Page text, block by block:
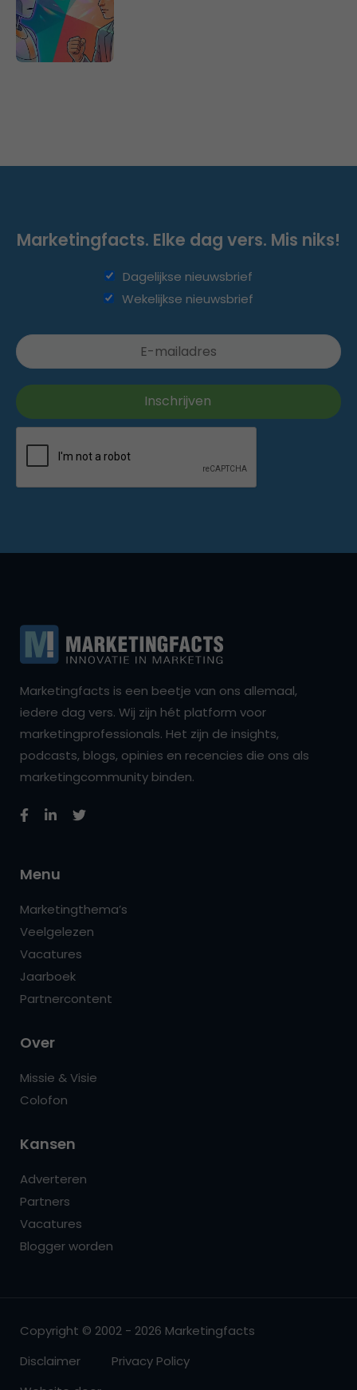
Marketingfacts. Elke dag vers. Mis niks!
Dagelijkse nieuwsbrief
Wekelijkse nieuwsbrief
Marketingfacts is een beetje van ons allemaal,
iedere dag vers. Wij zijn hét platform voor
marketingprofessionals. Het zijn de insights,
podcasts, blogs, opinies en recencies die ons als
marketingcommunity binden.
Menu
Marketingthema’s
Veelgelezen
Vacatures
Jaarboek
Partnercontent
Over
Missie & Visie
Colofon
Kansen
Adverteren
Partners
Vacatures
Blogger worden
Copyright © 2002 - 2026 Marketingfacts
Disclaimer
Privacy Policy